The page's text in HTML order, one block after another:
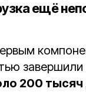
ещё
200 тысяч